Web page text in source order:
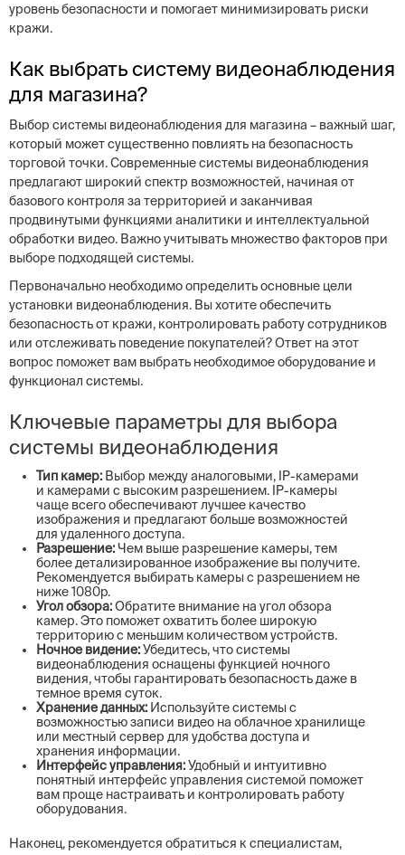
уровень безопасности и помогает минимизировать риски
кражи.
Как выбрать систему видеонаблюдения
для магазина?
Выбор системы видеонаблюдения для магазина – важный шаг,
который может существенно повлиять на безопасность
торговой точки. Современные системы видеонаблюдения
предлагают широкий спектр возможностей, начиная от
базового контроля за территорией и заканчивая
продвинутыми функциями аналитики и интеллектуальной
обработки видео. Важно учитывать множество факторов при
выборе подходящей системы.
Первоначально необходимо определить основные цели
установки видеонаблюдения. Вы хотите обеспечить
безопасность от кражи, контролировать работу сотрудников
или отслеживать поведение покупателей? Ответ на этот
вопрос поможет вам выбрать необходимое оборудование и
функционал системы.
Ключевые параметры для выбора
системы видеонаблюдения
Тип камер: Выбор между аналоговыми, IP-камерами
и камерами с высоким разрешением. IP-камеры
чаще всего обеспечивают лучшее качество
изображения и предлагают больше возможностей
для удаленного доступа.
Разрешение:Чем выше разрешение камеры, тем
более детализированное изображение вы получите.
Рекомендуется выбирать камеры с разрешением не
ниже 1080p.
Угол обзора:Обратите внимание на угол обзора
камер. Это поможет охватить более широкую
территорию с меньшим количеством устройств.
Ночное видение:Убедитесь, что системы
видеонаблюдения оснащены функцией ночного
видения, чтобы гарантировать безопасность даже в
темное время суток.
Хранение данных: Используйте системы с
возможностью записи видео на облачное хранилище
или местный сервер для удобства доступа и
хранения информации.
Интерфейс управления:Удобный и интуитивно
понятный интерфейс управления системой поможет
вам проще настраивать и контролировать работу
оборудования.
Наконец, рекомендуется обратиться к специалистам,